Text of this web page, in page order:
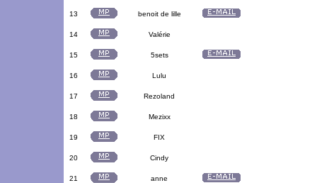
13 benoit de lille
14 Valérie
15 5sets
16 Lulu
17 Rezoland
18 Mezixx
19 FIX
20 Cindy
21 anne